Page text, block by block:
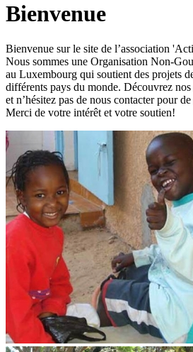
Bienvenue
Bienvenue sur le site de l’association
Nous sommes une Organisation Non-
au Luxembourg qui soutient des projets
différents pays du monde. Découvrez
et n’hésitez pas de nous contacter pour
Merci de votre intérêt et votre soutien!